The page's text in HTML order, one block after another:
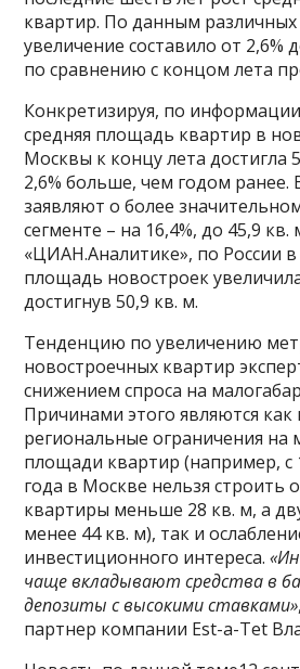
квартир. По данным
увеличение составило от 2,6%
по сравнению с концом лета
Конкретизируя, по
средняя площадь квартир в
Москвы к концу лета достигла
2,6% больше, чем годом ранее.
заявляют о более
сегменте – на 16,4%, до 45,9 кв.
«ЦИАН.Аналитике», по России
площадь новостроек
достигнув 50,9 кв. м.
Тенденцию по увеличению
новостроечных квартир
снижением спроса на
Причинами этого являются как
региональные ограничения
площади квартир (например, с
года в Москве нельзя строить
квартиры меньше 28 кв. м, а
менее 44 кв. м), так и
инвестиционного интереса.
чаще вкладывают средства в
депозиты с высокими ставками»
партнер компании Est-a-Tet